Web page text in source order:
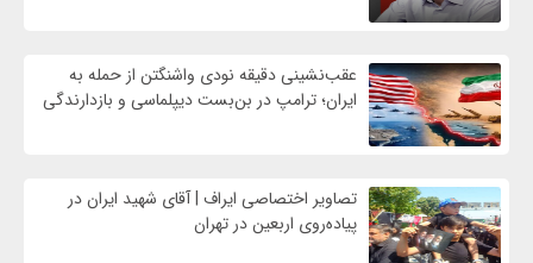
عقب‌نشینی دقیقه نودی واشنگتن از حمله به
ایران؛ ترامپ در بن‌بست دیپلماسی و بازدارندگی
تصاویر اختصاصی ایراف | آقای شهید ایران در
پیاده‌روی اربعین در تهران